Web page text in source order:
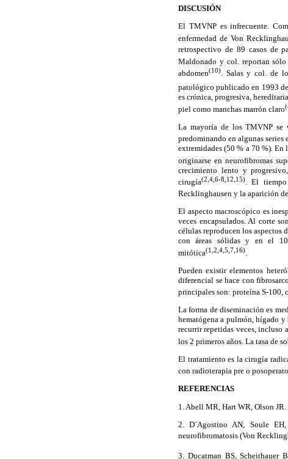
DISCUSIÓN
El TMVNP es infrecuente.
enfermedad de Von
retrospectivo de 89 casos de
Maldonado y col. reportan
abdomen(10). Salas y col. de
patológico publicado en 1993
es crónica, progresiva,
piel como manchas marrón claro
La mayoría de los TMVNP se
predominando en algunas
extremidades (50 % a 70 %).
originarse en neurofibromas
crecimiento lento y
cirugía(2,4,6-8,12,15)
. El
Recklinghausen y la aparición
El aspecto macroscópico es
veces encapsulados. Al corte
células reproducen los aspectos
con áreas sólidas y en el
mitótica(1,2,4,5,7,16)
Pueden existir elementos
diferencial se hace con
principales son: proteína S-100,
La forma de diseminación es
hematógena a pulmón, hígado
recurrir repetidas veces, incluso
los 2 primeros años. La tasa de
El tratamiento es la cirugía
con radioterapia pre o
REFERENCIAS
1. Abell MR, Hart WR, Olson
2. D´Agostino AN, Soule
neurofibromatosis (Von
3. Ducatman BS, Scheithauer